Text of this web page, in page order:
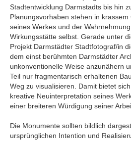
Stadtentwicklung Darmstadts bis hin
Planungsvorhaben stehen in
seines Werkes und der
Wirkungsstätte selbst. Gerade unter
Projekt Darmstädter Stadtfotograf/in
dem einst berühmten Darmstädter
unkonventionelle Weise anzunähern
Teil nur fragmentarisch erhaltenen
Weg zu visualisieren. Damit bietet
kreative Neuinterpretation seines
einer breiteren Würdigung seiner
Die Monumente sollten bildlich
ursprünglichen Intention und